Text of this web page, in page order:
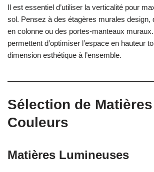
Il est essentiel d’utiliser la verticalité pour
sol. Pensez à des étagères murales design,
en colonne ou des portes-manteaux
permettent d’optimiser l’espace en hauteur
dimension esthétique à l’ensemble.
Sélection de
Couleurs
Matières Lumineuses